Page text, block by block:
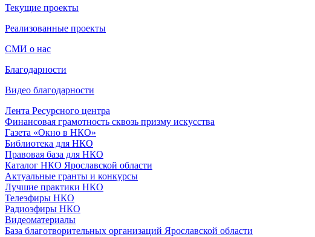
Текущие проекты
Реализованные проекты
СМИ о нас
Благодарности
Видео благодарности
Лента Ресурсного центра
Финансовая грамотность сквозь призму искусства
Газета «Окно в НКО»
Библиотека для НКО
Правовая база для НКО
Каталог НКО Ярославской области
Актуальные гранты и конкурсы
Лучшие практики НКО
Телеэфиры НКО
Радиоэфиры НКО
Видеоматериалы
База благотворительных организаций Ярославской области